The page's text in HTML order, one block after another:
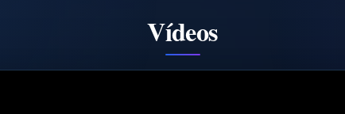
Vídeos